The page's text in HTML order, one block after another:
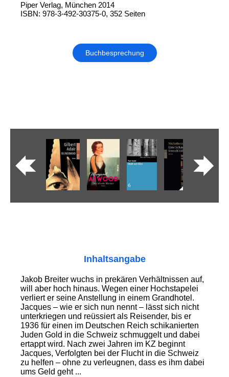
Piper Verlag, München 2014
ISBN: 978-3-492-30375-0, 352 Seiten
Buchbesprechung
Inhaltsangabe
Jakob Breiter wuchs in prekären Verhältnis­sen auf,
will aber hoch hinaus. Wegen einer Hochstapelei
verliert er seine Anstellung in einem Grandhotel.
Jacques – wie er sich nun nennt – lässt sich nicht
unterkriegen und reüssiert als Reisender, bis er
1936 für einen im Deutschen Reich schikanierten
Juden Gold in die Schweiz schmuggelt und dabei
ertappt wird. Nach zwei Jahren im KZ beginnt
Jacques, Verfolgten bei der Flucht in die Schweiz
zu helfen – ohne zu verleugnen, dass es ihm dabei
ums Geld geht ...